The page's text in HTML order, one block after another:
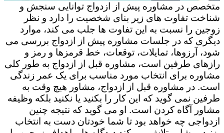
متخصص در مشاوره پیش از ازدواج توانایی سنجش و
شناخت تفاوت های زیر بنای شخصیت را دارد و نظر
زوجین را نسبت به این تفاوت ها جلب می کند، موارد
دیگری که در جلسات مشاوره پیش از ازدواج بررسی می
شود، آرزوها، تمایلات، توقعات، خط قرمزها و رمز و
رازهای طرفین است، مشاوره قبل از ازدواج به طور کلی
مشاوره برای انتخاب مورد مناسب برای یک عمر زندگی
است. در مشاوره قبل از ازدواج، مشاور هیچ وقت به
طرفین نمی گوید که این کار را بکنید یا نکنید بلکه وظیفه
مشاور آگاه کردن است. او می گوید که نتیجه چنین
ازدواجی چه خواهد بود تا شما خودتان دست به انتخاب